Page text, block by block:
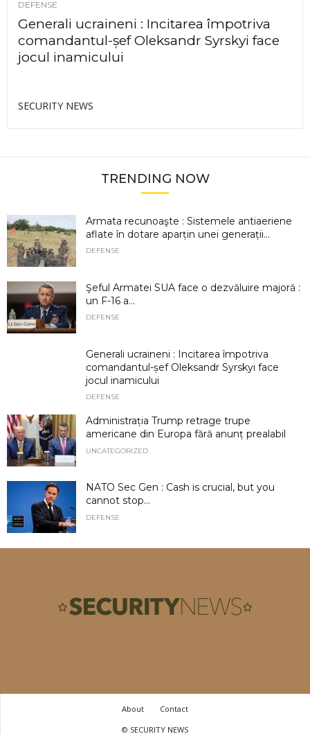
DEFENSE
Generali ucraineni : Incitarea împotriva
comandantul-șef Oleksandr Syrskyi face
jocul inamicului
SECURITY NEWS
TRENDING NOW
Armata recunoaşte : Sistemele antiaeriene
aflate în dotare aparțin unei generații...
DEFENSE
Şeful Armatei SUA face o dezvăluire majoră :
un F-16 a...
DEFENSE
Generali ucraineni : Incitarea împotriva
comandantul-șef Oleksandr Syrskyi face
jocul inamicului
DEFENSE
Administrația Trump retrage trupe
americane din Europa fără anunț prealabil
UNCATEGORIZED
NATO Sec Gen : Cash is crucial, but you
cannot stop...
DEFENSE
About
Contact
© SECURITY NEWS